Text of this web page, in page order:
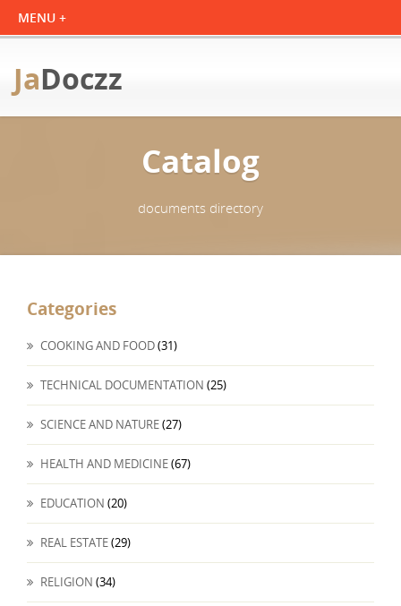
JaDoczz
Catalog
documents directory
Categories
COOKING AND FOOD(31)
TECHNICAL DOCUMENTATION (25)
SCIENCE AND NATURE(27)
HEALTH AND MEDICINE(67)
EDUCATION (20)
REAL ESTATE(29)
RELIGION (34)